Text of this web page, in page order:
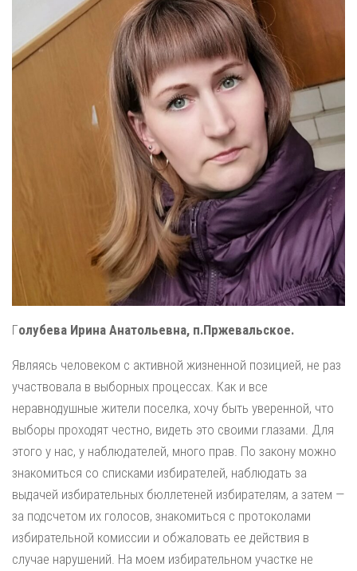
Голубева Ирина Анатольевна, п.Пржевальское.
Являясь человеком с активной жизненной позицией, не раз
участвовала в выборных процессах. Как и все
неравнодушные жители поселка, хочу быть уверенной, что
выборы проходят честно, видеть это своими глазами. Для
этого у нас, у наблюдателей, много прав. По закону можно
знакомиться со списками избирателей, наблюдать за
выдачей избирательных бюллетеней избирателям, а затем —
за подсчетом их голосов, знакомиться с протоколами
избирательной комиссии и обжаловать ее действия в
случае нарушений. На моем избирательном участке не